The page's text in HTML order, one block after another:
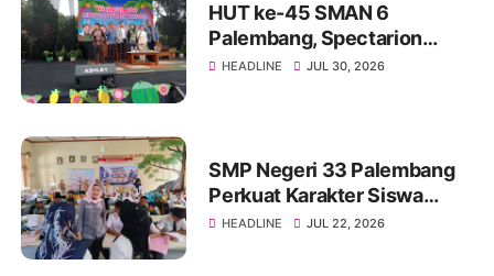
HUT ke-45 SMAN 6
Palembang, Spectarion
2026 Jadi Wadah Lahinya
HEADLINE JUL 30, 2026
SMP Negeri 33 Palembang
Perkuat Karakter Siswa
Lewat Edukasi Memahami,
HEADLINE JUL 22, 2026